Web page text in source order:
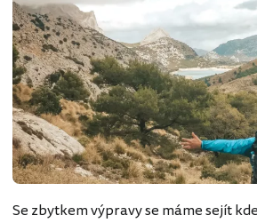
Se zbytkem výpravy se máme sejít